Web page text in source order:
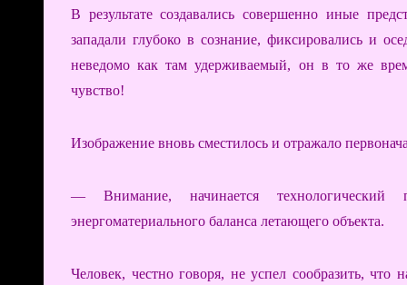
В результате создавались совершенно иные
западали глубоко в сознание, фиксировались и
неведомо как там удерживаемый, он в то же
чувство!
Изображение вновь сместилось и отражало
— Внимание, начинается технологический
энергоматериального баланса летающего объекта.
Человек, честно говоря, не успел сообразить, что